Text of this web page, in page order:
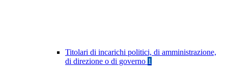
Titolari di incarichi politici, di amministrazione,
di direzione o di governo 1